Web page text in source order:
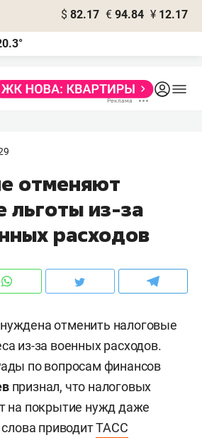
$ 82.17 € 94.84 ¥ 12.17
отменяют
льготы из-за
расходов
отменить налоговые
из-за военных расходов.
по вопросам финансов
признал, что налоговых
на покрытие нужд даже
приводитТАСС